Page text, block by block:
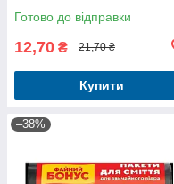
Готово до відправки
12,70 ₴ 21,70 ₴
Купити
–38%